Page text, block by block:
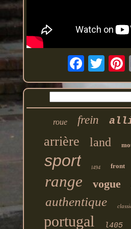
roue frein
arrière land
sport l494 front
range vogue
authentique
portugal l405